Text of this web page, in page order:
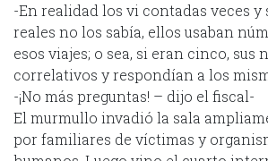
-En realidad los vi contadas veces y
reales no los sabía, ellos usaban
esos viajes; o sea, si eran cinco, sus
correlativos y respondían a los
-¡No más preguntas! – dijo el fiscal-
El murmullo invadió la sala
por familiares de víctimas y